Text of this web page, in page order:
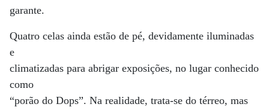
garante.
Quatro celas ainda estão de pé, devidamente iluminadas
e
climatizadas para abrigar exposições, no lugar conhecido
como
“porão do Dops”. Na realidade, trata-se do térreo, mas